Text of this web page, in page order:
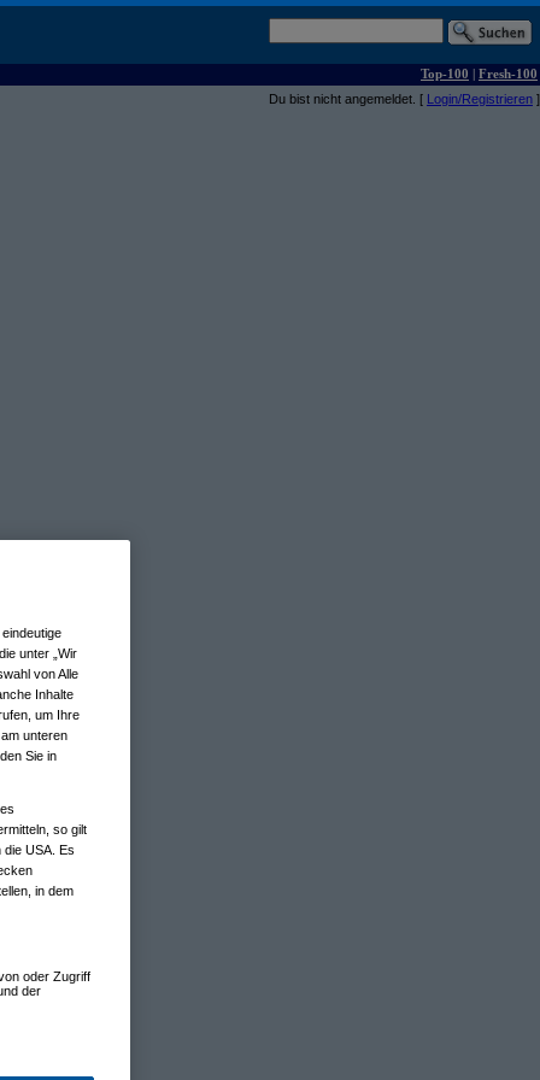
Top-100 | Fresh-100
Du bist nicht angemeldet. [ Login/Registrieren ]
unter „Wir
von Alle
Inhalte
um Ihre
unteren
Sie in
so gilt
die USA. Es
in dem
oder Zugriff
der